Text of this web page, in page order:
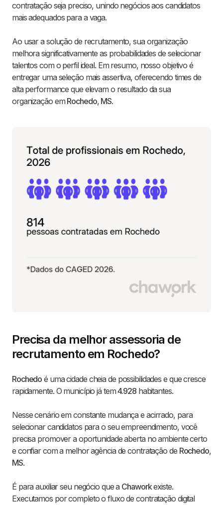
contratação seja preciso, unindo negócios aos candidatos
mais adequados para a vaga.
Ao usar a solução de recrutamento, sua organização
melhora significativamente as probabilidades de selecionar
talentos com o perfil ideal. Em resumo, nosso objetivo é
entregar uma seleção mais assertiva, oferecendo times de
alta performance que elevam o resultado da sua
organização em Rochedo, MS.
Precisa da melhor assessoria de
recrutamento em Rochedo?
Rochedo é uma cidade cheia de possibilidades e que cresce
rapidamente. O município já tem4.928habitantes.
Nesse cenário em constante mudança e acirrado, para
selecionar candidatos para o seu empreendimento, você
precisa promover a oportunidade aberta no ambiente certo
e confiar com a melhor agência de contratação de Rochedo,
MS.
É para auxiliar seu negócio que a Chaworkexiste.
Executamos por completo o fluxo de contratação digital